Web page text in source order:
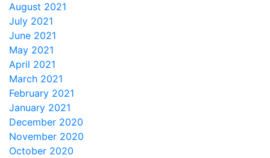
August 2021
July 2021
June 2021
May 2021
April 2021
March 2021
February 2021
January 2021
December 2020
November 2020
October 2020